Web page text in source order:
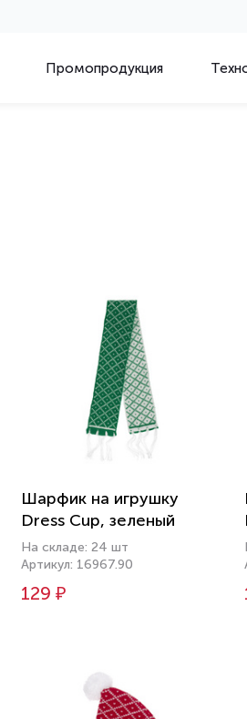
Промопродукция
Шарфик на игрушку
Dress Cup, зеленый
На складе: 24 шт
Артикул: 16967.90
129 ₽